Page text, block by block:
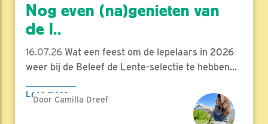
Nog even (na)genieten van
de l..
16.07.26 Wat een feest om de lepelaars in 2026
weer bij de Beleef de Lente-selectie te hebben...
Lees meer
Door Camilla Dreef